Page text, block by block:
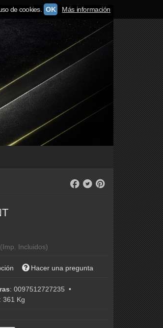
(Imp. Incluidos)
Hacer una pregunta
: 0097512727235 •
: 361 Kg
de cookies. OK Más información